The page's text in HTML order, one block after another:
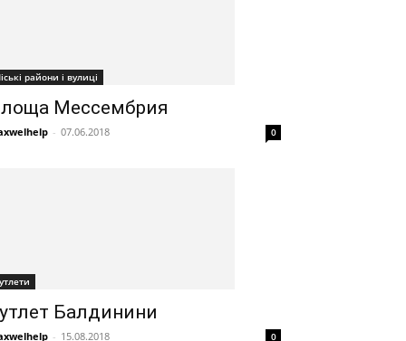
райони і вулиці
Мессембрия
- 07.06.2018 0
Балдинини
- 15.08.2018 0